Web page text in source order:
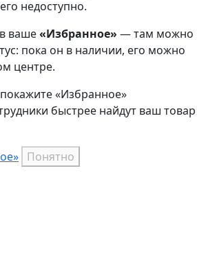
недоступно.
в ваше«Избранное» — там можно
пока он в наличии, его можно
центре.
«Избранное»
быстрее найдут ваш товар
Понятно